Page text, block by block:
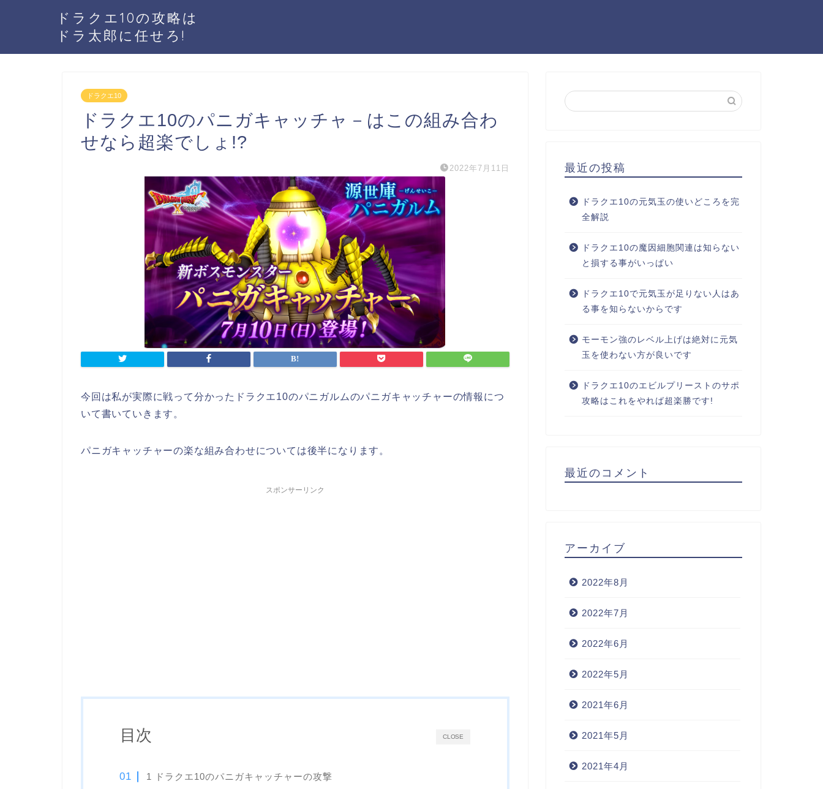
ドラクエ10の攻略は
ドラ太郎に任せろ!
ドラクエ10
ドラクエ10のパニガキャッチャ－はこの組み合わ
せなら超楽でしょ!?
2022年7月11日
今回は私が実際に戦って分かったドラクエ10のパニガルムのパニガキャッチャーの情報につ
いて書いていきます。
パニガキャッチャーの楽な組み合わせについては後半になります。
スポンサーリンク
CLOSE
目次
1 ドラクエ10のパニガキャッチャーの攻撃
最近の投稿
ドラクエ10の元気玉の使いどころを完
全解説
ドラクエ10の魔因細胞関連は知らない
と損する事がいっぱい
ドラクエ10で元気玉が足りない人はあ
る事を知らないからです
モーモン強のレベル上げは絶対に元気
玉を使わない方が良いです
ドラクエ10のエビルプリーストのサポ
攻略はこれをやれば超楽勝です!
最近のコメント
アーカイブ
2022年8月
2022年7月
2022年6月
2022年5月
2021年6月
2021年5月
2021年4月